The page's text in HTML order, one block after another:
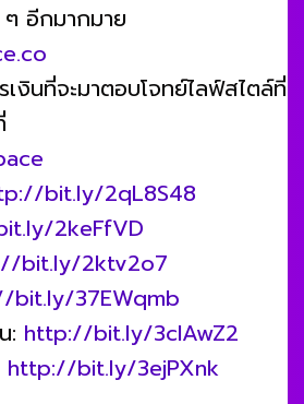
อีกมากมาย
เงินที่จะมาตอบโจทย์ไลฟ์สไตล์ที่
bit.ly/2qL8S48
2keFfVD
bit.ly/2ktv2o7
bit.ly/37EWqmb
: http://bit.ly/3clAwZ2
http://bit.ly/3ejPXnk